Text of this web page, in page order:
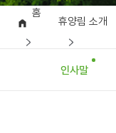
홈
휴양림 소개
인사말